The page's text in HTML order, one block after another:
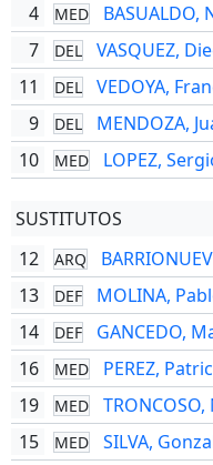
4 MED
BASUALDO,
7
DEL VASQUEZ,
11 DEL VEDOYA,
9 DEL MENDOZA,
10 MED LOPEZ,
SUSTITUTOS
12
ARQ
13
DEF
MOLINA,
14
DEF
GANCEDO,
16
MED PEREZ,
19 MED
15
MED SILVA,